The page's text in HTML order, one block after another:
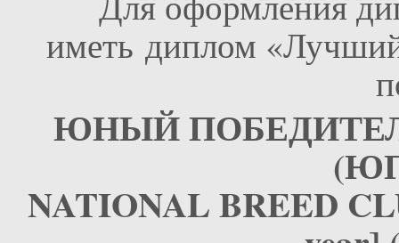
иметь диплом
ЮНЫЙ ПОБЕДИТЕЛЬ
NATIONAL BREED